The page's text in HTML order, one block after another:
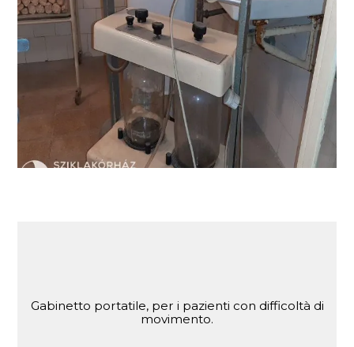
Pompa di aspirazione chirurgica per secrezioni.
Tipo Hidrovac-22.
Gabinetto portatile, per i pazienti con difficoltà di
movimento.